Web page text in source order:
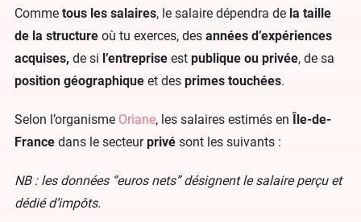
Comme tous les salaires, le salaire dépendra de la taille
de la structure où tu exerces, des années d’expériences
acquises, de si l’entreprise est publique ou privée, de sa
position géographique et des primes touchées.
Selon l’organisme Oriane, les salaires estimés en Île-de-
France dans le secteurprivé sont les suivants :
NB : les données “euros nets” désignent le salaire perçu et
dédié d’impôts.